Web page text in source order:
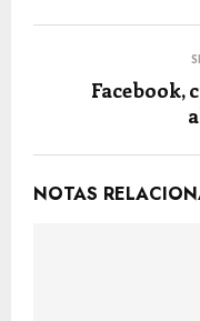
Facebook,
NOTAS